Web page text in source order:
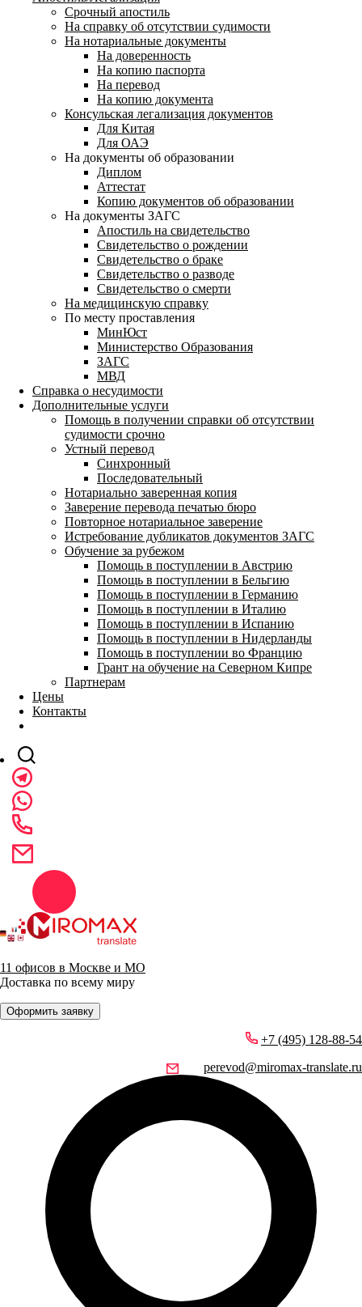
Срочный апостиль
На справку об отсутствии судимости
На нотариальные документы
На доверенность
На копию паспорта
На перевод
На копию документа
Консульская легализация документов
Для Китая
Для ОАЭ
На документы об образовании
Диплом
Аттестат
Копию документов об образовании
На документы ЗАГС
Апостиль на свидетельство
Свидетельство о рождении
Свидетельство о браке
Свидетельство о разводе
Свидетельство о смерти
На медицинскую справку
По месту проставления
МинЮст
Министерство Образования
ЗАГС
МВД
Справка о несудимости
Дополнительные услуги
Помощь в получении справки об отсутствии
судимости срочно
Устный перевод
Синхронный
Последовательный
Нотариально заверенная копия
Заверение перевода печатью бюро
Повторное нотариальное заверение
Истребование дубликатов документов ЗАГС
Обучение за рубежом
Помощь в поступлении в Австрию
Помощь в поступлении в Бельгию
Помощь в поступлении в Германию
Помощь в поступлении в Италию
Помощь в поступлении в Испанию
Помощь в поступлении в Нидерланды
Помощь в поступлении во Францию
Грант на обучение на Северном Кипре
Партнерам
Цены
Контакты
11 офисов в Москве и МО
Доставка по всему миру
Оформить заявку
+7 (495) 128-88-54
perevod@miromax-translate.ru